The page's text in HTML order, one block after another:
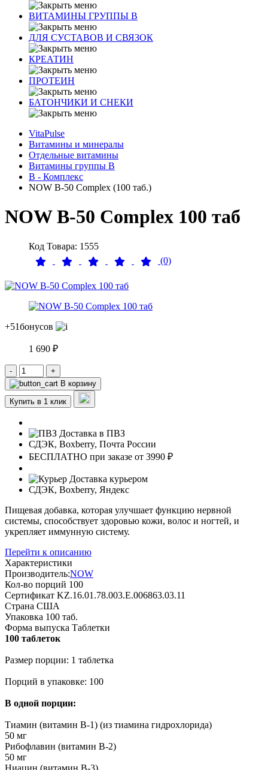
ВИТАМИНЫ ГРУППЫ В
ДЛЯ СУСТАВОВ И СВЯЗОК
КРЕАТИН
ПРОТЕИН
БАТОНЧИКИ И СНЕКИ
VitaPulse
Витамины и минералы
Отдельные витамины
Витамины группы B
B - Комплекс
NOW B-50 Complex (100 таб.)
NOW B-50 Complex 100 таб
Код Товара: 1555
(0)
+51бонусов
1 690 ₽
-
+
В корзину
Купить в 1 клик
Доставка в ПВЗ
СДЭК, Boxberry, Почта России
БЕСПЛАТНО при заказе от 3990 ₽
Доставка курьером
СДЭК, Boxberry, Яндекс
Пищевая добавка, которая улучшает функцию нервной
системы, способствует здоровью кожи, волос и ногтей, и
укрепляет иммунную систему.
Перейти к описанию
Характеристики
Производитель:NOW
Кол-во порций 100
Сертификат KZ.16.01.78.003.Е.006863.03.11
Страна США
Упаковка 100 таб.
Форма выпуска Таблетки
100 таблеток
Размер порции: 1 таблетка
Порций в упаковке: 100
В одной порции:
Тиамин (витамин В-1) (из тиамина гидрохлорида)
50 мг
Рибофлавин (витамин В-2)
50 мг
Ниацин (витамин В-3)